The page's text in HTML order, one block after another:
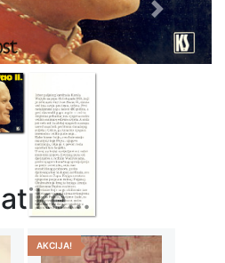
Next
AKCIJA!